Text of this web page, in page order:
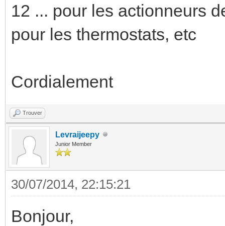
12 ... pour les actionneurs
pour les thermostats, etc
Cordialement
Trouver
Levraijeepy
Junior Member
30/07/2014, 22:15:21
Bonjour,